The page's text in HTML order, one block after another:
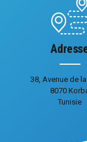
38, Avenue de
8070
Tunisie